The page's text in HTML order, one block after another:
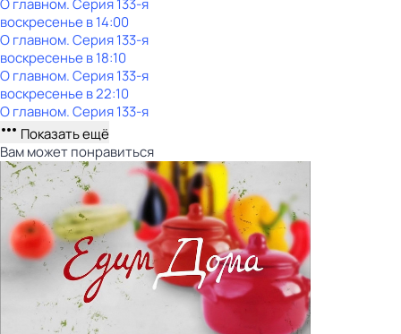
О главном. Серия 133-я
воскресенье в14:00
О главном. Серия 133-я
воскресенье в18:10
О главном. Серия 133-я
воскресенье в22:10
О главном. Серия 133-я
Показать ещё
Вам может понравиться